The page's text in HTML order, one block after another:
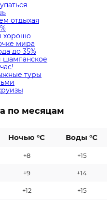
отдыхая
хорошо
мира
до 35%
туры
по месяцам
Ночью °C Воды °C
+8 +15
+9 +14
+12 +15